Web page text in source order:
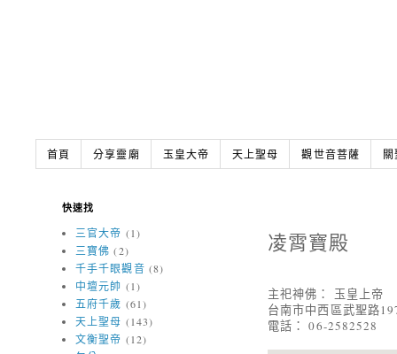
首頁 分享靈廟 玉皇大帝 天上聖母 觀世音菩薩
凌霄寶殿
主祀神佛： 玉皇上帝
台南市中西區武聖路
電話： 06-2582528
快速找
三官大帝 (1)
三寶佛 (2)
千手千眼觀音 (8)
中壇元帥 (1)
五府千歲 (61)
天上聖母 (143)
文衡聖帝 (12)